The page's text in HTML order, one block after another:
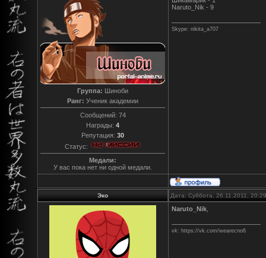
Группа: Шиноби
Ранг: Ученик академии
Сообщений: 74
Награды: 4
Репутация: 30
Статус:
Медали:
У вас пока нет ни одной медали.
Naruto_Nik - 9
Skype: nikita_a707
Эко Дата: Суббота, 26.11.2011,
Naruto_Nik
vk: https://vk.com/wearecno6